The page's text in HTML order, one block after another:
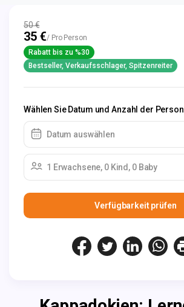
50 €
35 €/ Pro Person
Rabatt bis zu %30
Bestseller, Verkaufsschlager, Spitzenreiter
Wählen Sie Datum und Anzahl der
Datum auswählen
1 Erwachsene, 0 Kind, 0 Baby
Verfügbarkeit prüfen